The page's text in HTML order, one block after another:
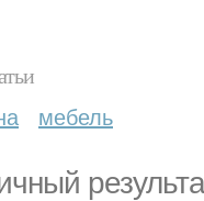
мебель